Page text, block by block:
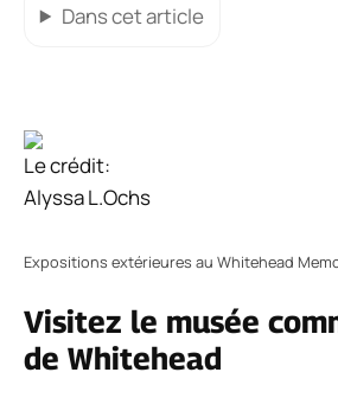
Dans cet article
Le crédit:
Alyssa L.Ochs
Expositions extérieures au Whitehead
Visitez le musée
de Whitehead